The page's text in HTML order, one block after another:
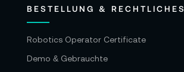
BESTELLUNG & RECHTLICHES
Robotics Operator Certificate
Demo & Gebrauchte